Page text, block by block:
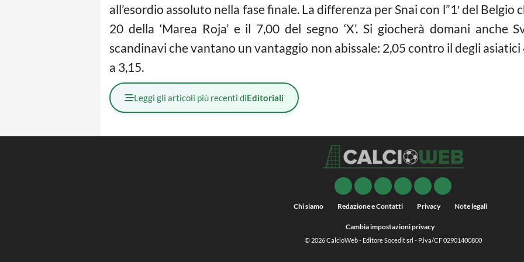
all’esordio assoluto nella fase finale. La differenza per Snai con l”1′ del
20 della ‘Marea Roja’ e il 7,00 del segno ‘X’. Si giocherà domani anche
scandinavi che vantano un vantaggio non abissale: 2,05 contro il degli asiatici
a 3,15.
Leggi gli articoli più recenti diEditoriali
Chi siamo Redazione e Contatti Privacy Note legali
Cambia impostazioni privacy
© 2026CalcioWeb- Editore Socedit srl - P.iva/CF 02901400800